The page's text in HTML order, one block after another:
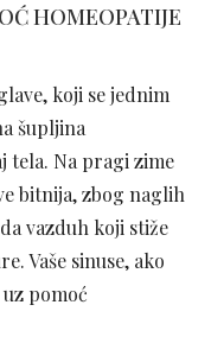
HOMEOPATIJE
koji se jednim
šupljina
Na pragi zime
bitnija, zbog naglih
vazduh koji stiže
Vaše sinuse, ako
pomoć